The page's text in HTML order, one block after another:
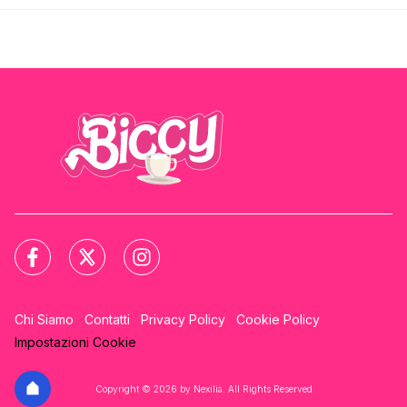
Chi Siamo Contatti Privacy Policy
Cookie Policy
Impostazioni Cookie
Copyright © 2026 by Nexilia. All Rights Reserved